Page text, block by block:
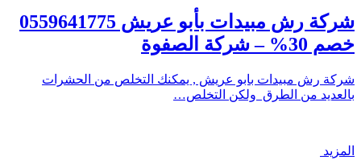
شركة رش مبيدات بأبو عريش 0559641775
خصم 30% – شركة الصفوة
شركة رش مبيدات بابو عريش , يمكنك التخلص من الحشرات
بالعديد من الطرق ولكن التخلص…
المزيد